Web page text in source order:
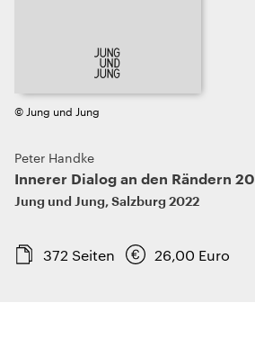
© Jung und Jung
Peter Handke
Innerer Dialog an den Rändern
Jung und Jung, Salzburg 2022
372 Seiten 26,00 Euro